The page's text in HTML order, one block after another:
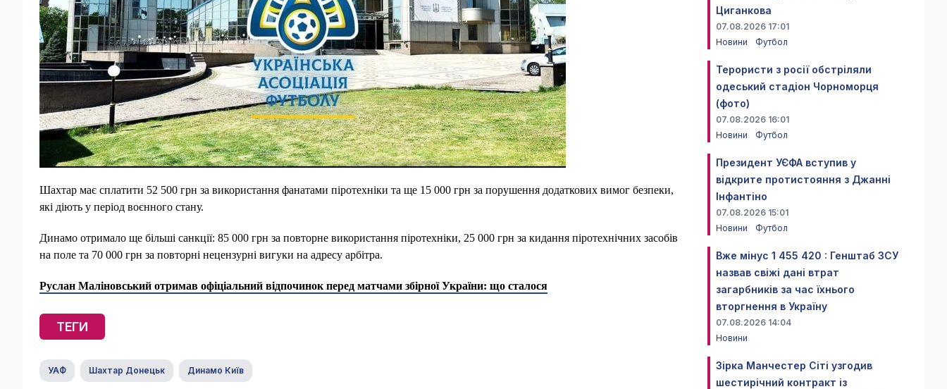
Шахтар має сплатити 52 500 грн за використання фанатами піротехніки та ще 15 000 грн за порушення додаткових вимог безпеки,
які діють у період воєнного стану.
Динамо отримало ще більші санкції: 85 000 грн за повторне використання піротехніки, 25 000 грн за кидання піротехнічних засобів
на поле та 70 000 грн за повторні нецензурні вигуки на адресу арбітра.
Руслан Маліновський отримав офіціальний відпочинок перед матчами збірної України: що сталося
ТЕГИ
УАФ Шахтар Донецьк Динамо Київ
Циганкова
07.08.2026 17:01
Новини
Футбол
Терористи з росії обстріляли
одеський стадіон Чорноморця
(фото)
07.08.2026 16:01
Новини
Футбол
Президент УЄФА вступив у
відкрите протистояння з Джанні
Інфантіно
07.08.2026 15:01
Новини
Футбол
Вже мінус 1 455 420 : Генштаб ЗСУ
назвав свіжі дані втрат
загарбників за час їхнього
вторгнення в Україну
07.08.2026 14:04
Новини
Зірка Манчестер Сіті узгодив
шестирічний контракт із